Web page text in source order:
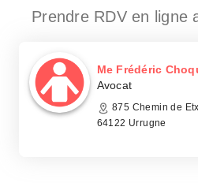
Prendre RDV en ligne
Me Frédéric
Avocat
875 Chemin de
64122 Urrugne